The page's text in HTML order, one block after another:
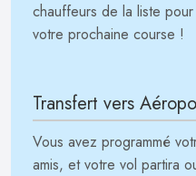
chauffeurs de la liste
votre prochaine course !
Transfert vers
Vous avez programmé
amis, et votre vol partira